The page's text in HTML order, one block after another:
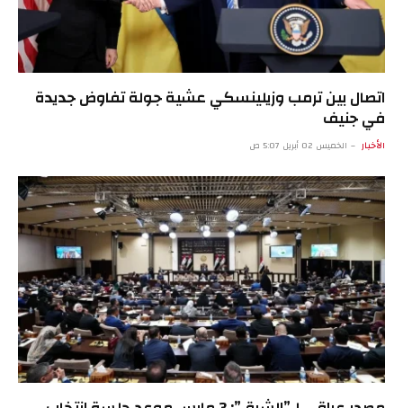
اتصال بين ترمب وزيلينسكي عشية جولة تفاوض جديدة
في جنيف
الأخبار الخميس 02 أبريل 5:07 ص